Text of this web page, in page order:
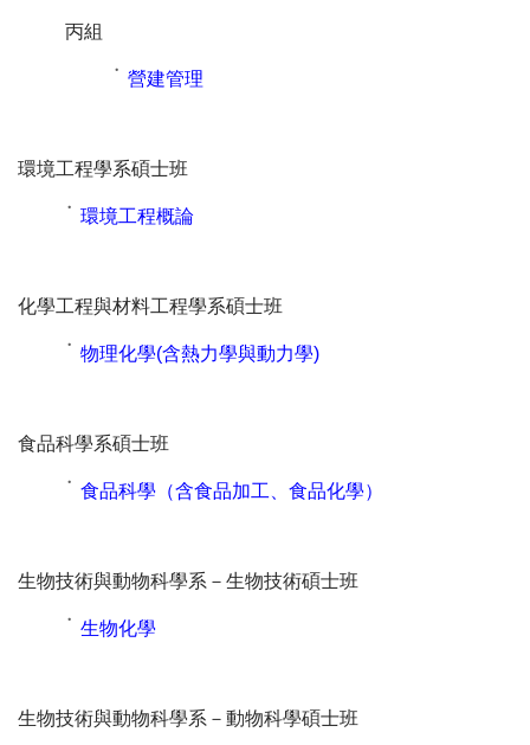
丙組
˙ 營建管理
環境工程學系碩士班
˙ 環境工程概論
化學工程與材料工程學系碩士班
˙ 物理化學(含熱力學與動力學)
食品科學系碩士班
˙ 食品科學（含食品加工、食品化學）
生物技術與動物科學系－生物技術碩士班
˙ 生物化學
生物技術與動物科學系－動物科學碩士班